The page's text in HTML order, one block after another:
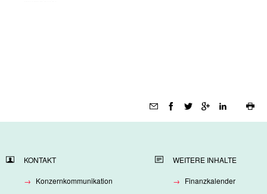
KONTAKT
Konzernkommunikation
WEITERE INHALTE
Finanzkalender